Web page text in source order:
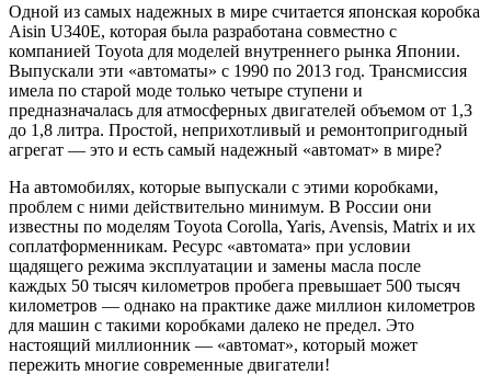
Одной из самых надежных в мире считается японская коробка
Aisin U340E, которая была разработана совместно с
компанией Toyota для моделей внутреннего рынка Японии.
Выпускали эти «автоматы» с 1990 по 2013 год. Трансмиссия
имела по старой моде только четыре ступени и
предназначалась для атмосферных двигателей объемом от 1,3
до 1,8 литра. Простой, неприхотливый и ремонтопригодный
агрегат — это и есть самый надежный «автомат» в мире?
На автомобилях, которые выпускали с этими коробками,
проблем с ними действительно минимум. В России они
известны по моделям Toyota Corolla, Yaris, Avensis, Matrix и их
соплатформенникам. Ресурс «автомата» при условии
щадящего режима эксплуатации и замены масла после
каждых 50 тысяч километров пробега превышает 500 тысяч
километров — однако на практике даже миллион километров
для машин с такими коробками далеко не предел. Это
настоящий миллионник — «автомат», который может
пережить многие современные двигатели!